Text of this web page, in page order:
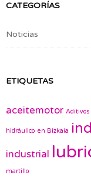
CATEGORÍAS
Noticias
ETIQUETAS
aceitemotor Aditivos
hidráulico en Bizkaia
industrial
martillo